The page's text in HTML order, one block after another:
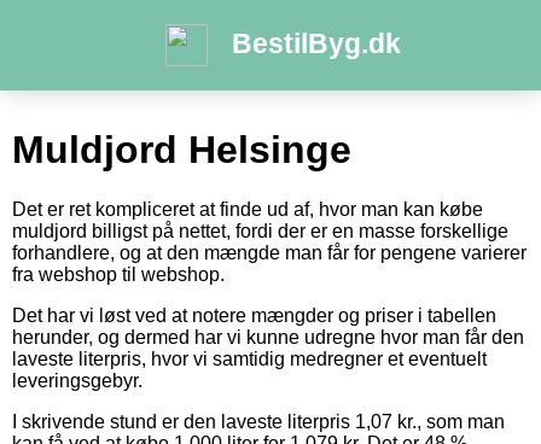
BestilByg.dk
Muldjord Helsinge
Det er ret kompliceret at finde ud af, hvor man kan købe
muldjord billigst på nettet, fordi der er en masse forskellige
forhandlere, og at den mængde man får for pengene varierer
fra webshop til webshop.
Det har vi løst ved at notere mængder og priser i tabellen
herunder, og dermed har vi kunne udregne hvor man får den
laveste literpris, hvor vi samtidig medregner et eventuelt
leveringsgebyr.
I skrivende stund er den laveste literpris 1,07 kr., som man